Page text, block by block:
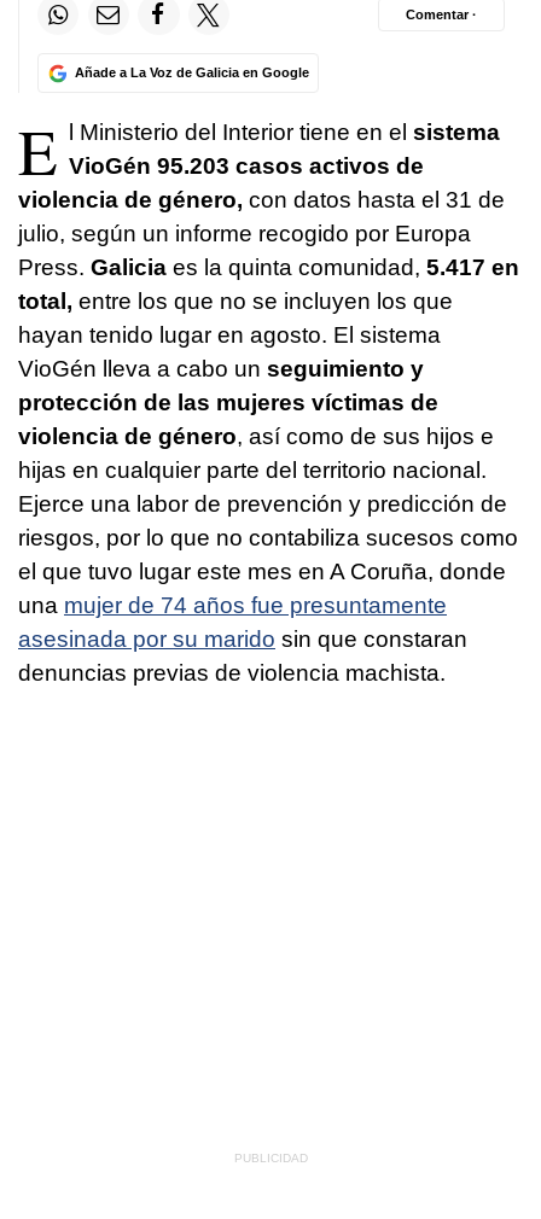
Añade a La Voz de Galicia en Google
Comentar ·
E l Ministerio del Interior tiene en el sistema
VioGén 95.203 casos activos de
violencia de género, con datos hasta el 31 de
julio, según un informe recogido por Europa
Press. Galicia es la quinta comunidad, 5.417 en
total, entre los que no se incluyen los que
hayan tenido lugar en agosto. El sistema
VioGén lleva a cabo un seguimiento y
protección de las mujeres víctimas de
violencia de género, así como de sus hijos e
hijas en cualquier parte del territorio nacional.
Ejerce una labor de prevención y predicción de
riesgos, por lo que no contabiliza sucesos como
el que tuvo lugar este mes en A Coruña, donde
una mujer de 74 años fue presuntamente
asesinada por su marido sin que constaran
denuncias previas de violencia machista.